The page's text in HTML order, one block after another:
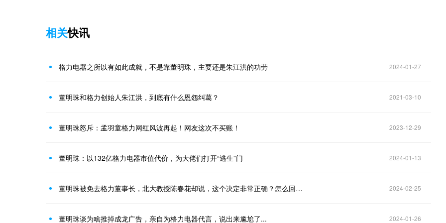
相关快讯
格力电器之所以有如此成就，不是靠董明珠，主要还是朱江洪的功劳 2024-01-27
董明珠和格力创始人朱江洪，到底有什么恩怨纠葛？ 2021-03-10
董明珠怒斥：孟羽童格力网红风波再起！网友这次不买账！ 2023-12-29
董明珠：以132亿格力电器市值代价，为大佬们打开“逃生”门 2024-01-13
董明珠被免去格力董事长，北大教授陈春花却说，这个决定非常正确？怎么回事！ 2024-02-25
董明珠谈为啥推掉成龙广告，亲自为格力电器代言，说出来尴尬了... 2024-01-26